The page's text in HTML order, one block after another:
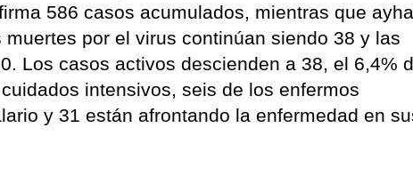
586 casos acumulados, mientras que
por el virus continúan siendo 38 y las
Los casos activos descienden a 38, el 6,4%
intensivos, seis de los enfermos
y 31 están afrontando la enfermedad en